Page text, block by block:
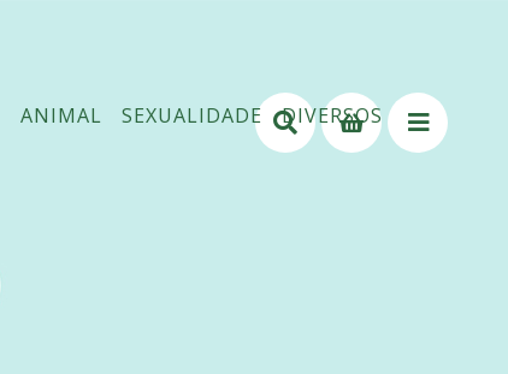
ANIMAL SEXUALIDADE DIVERSOS